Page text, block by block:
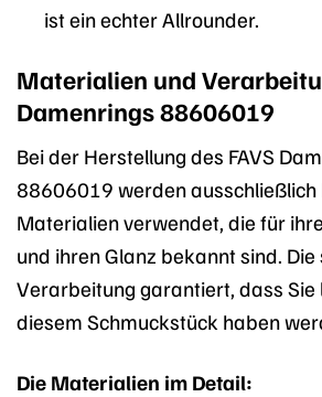
ist ein echter Allrounder.
Materialien und
Damenrings 88606019
Bei der Herstellung des FAVS
88606019 werden ausschließlich
Materialien verwendet, die für
und ihren Glanz bekannt sind.
Verarbeitung garantiert, dass Sie
diesem Schmuckstück haben
Die Materialien im Detail: